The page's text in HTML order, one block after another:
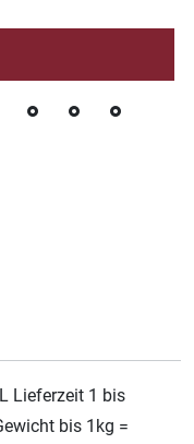
Lieferzeit 1 bis
bis 1kg =